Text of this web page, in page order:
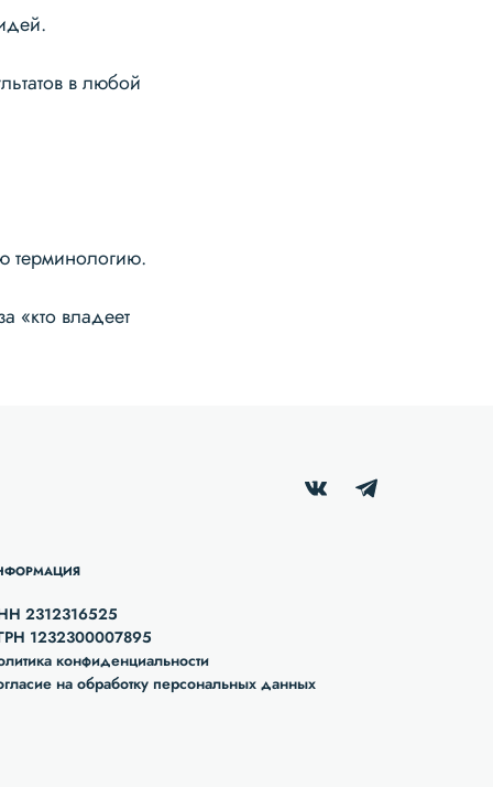
в любой
терминологию.
«кто владеет
2312316525
1232300007895
конфиденциальности
на обработку персональных данных